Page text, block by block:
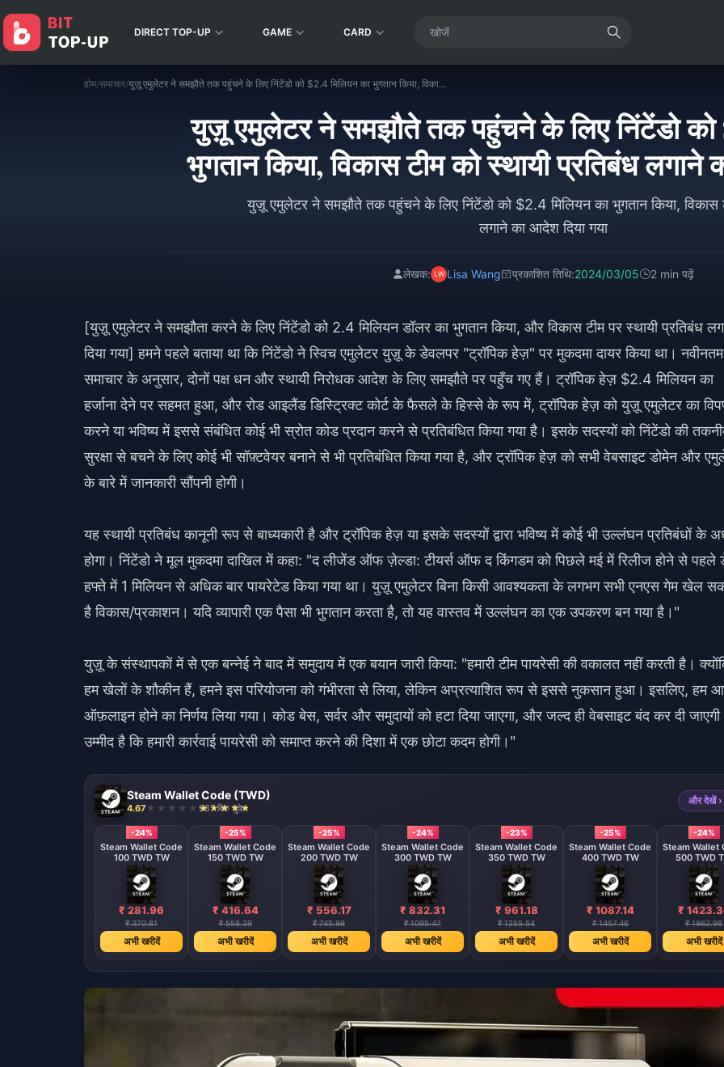
DIRECT TOP-UP GAME CARD
होम/समाचार/ युज़ू एमुलेटर ने समझौते तक पहुंचने के लिए निंटेंडो को $2.4 मिलियन का भुगतान किया, विकास टीम को स्थायी प्रतिबंध लगाने का आदेश दिया गया
युज़ू एमुलेटर ने समझौते तक पहुंचने के लिए निंटेंडो को
भुगतान किया, विकास टीम को स्थायी प्रतिबंध लगाने
युज़ू एमुलेटर ने समझौते तक पहुंचने के लिए निंटेंडो को $2.4 मिलियन का भुगतान किया, विकास
लगाने का आदेश दिया गया
लेखक: Lisa Wang प्रकाशित तिथि:2024/03/05 2 min पढ़ें
[युज़ू एमुलेटर ने समझौता करने के लिए निंटेंडो को 2.4 मिलियन डॉलर का भुगतान किया, और विकास टीम पर स्थायी प्रतिबंध
दिया गया] हमने पहले बताया था कि निंटेंडो ने स्विच एमुलेटर युज़ू के डेवलपर "ट्रॉपिक हेज़" पर मुकदमा दायर किया था। नवीनतम
समाचार के अनुसार, दोनों पक्ष धन और स्थायी निरोधक आदेश के लिए समझौते पर पहुँच गए हैं। ट्रॉपिक हेज़ $2.4 मिलियन का
हर्जाना देने पर सहमत हुआ, और रोड आइलैंड डिस्ट्रिक्ट कोर्ट के फैसले के हिस्से के रूप में, ट्रॉपिक हेज़ को युज़ू एमुलेटर का
करने या भविष्य में इससे संबंधित कोई भी स्रोत कोड प्रदान करने से प्रतिबंधित किया गया है। इसके सदस्यों को निंटेंडो की
सुरक्षा से बचने के लिए कोई भी सॉफ़्टवेयर बनाने से भी प्रतिबंधित किया गया है, और ट्रॉपिक हेज़ को सभी वेबसाइट डोमेन और
के बारे में जानकारी सौंपनी होगी।
यह स्थायी प्रतिबंध कानूनी रूप से बाध्यकारी है और ट्रॉपिक हेज़ या इसके सदस्यों द्वारा भविष्य में कोई भी उल्लंघन प्रतिबंधों के
होगा। निंटेंडो ने मूल मुकदमा दाखिल में कहा: "द लीजेंड ऑफ ज़ेल्डा: टीयर्स ऑफ द किंगडम को पिछले मई में रिलीज होने से पहले
हफ्ते में 1 मिलियन से अधिक बार पायरेटेड किया गया था। युज़ू एमुलेटर बिना किसी आवश्यकता के लगभग सभी एनएस गेम खेल
है विकास/प्रकाशन। यदि व्यापारी एक पैसा भी भुगतान करता है, तो यह वास्तव में उल्लंघन का एक उपकरण बन गया है।"
युज़ू के संस्थापकों में से एक बन्नेई ने बाद में समुदाय में एक बयान जारी किया: "हमारी टीम पायरेसी की वकालत नहीं करती है।
हम खेलों के शौकीन हैं, हमने इस परियोजना को गंभीरता से लिया, लेकिन अप्रत्याशित रूप से इससे नुकसान हुआ। इसलिए, हम
ऑफ़लाइन होने का निर्णय लिया गया। कोड बेस, सर्वर और समुदायों को हटा दिया जाएगा, और जल्द ही वेबसाइट बंद कर दी
उम्मीद है कि हमारी कार्रवाई पायरेसी को समाप्त करने की दिशा में एक छोटा कदम होगी।"
Steam Wallet Code (TWD)
4.67 987 बिक चुके
और देखें ›
-24%
Steam Wallet Code
100 TWD TW
₹ 281.96
₹ 370.81
अभी खरीदें
-25%
Steam Wallet Code
150 TWD TW
₹ 416.64
₹ 558.39
अभी खरीदें
-25%
Steam Wallet Code
200 TWD TW
₹ 556.17
₹ 745.98
अभी खरीदें
-24%
Steam Wallet Code
300 TWD TW
₹ 832.31
₹ 1095.47
अभी खरीदें
-23%
Steam Wallet Code
350 TWD TW
₹ 961.18
₹ 1255.54
अभी खरीदें
-25%
Steam Wallet Code
400 TWD TW
₹ 1087.14
₹ 1457.46
अभी खरीदें
-24%
Steam Wallet
500 TWD
₹
₹ 1862.96
अभी खरीदें